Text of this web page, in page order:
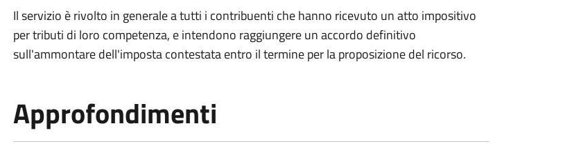
Il servizio è rivolto in generale a tutti i contribuenti che hanno ricevuto un atto impositivo
per tributi di loro competenza, e intendono raggiungere un accordo definitivo
sull'ammontare dell'imposta contestata entro il termine per la proposizione del ricorso.
Approfondimenti